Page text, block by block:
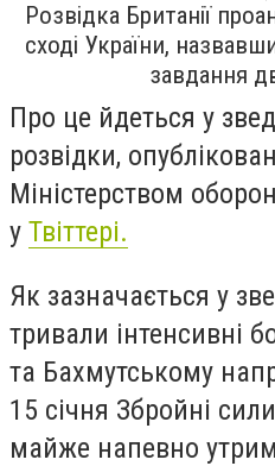
Розвідка Британії
сході України,
завдання
Про це йдеться у
розвідки,
Міністерством
у Твіттері.
Як зазначається у
тривали інтенсивні
та Бахмутському
15 січня Збройні
майже напевно